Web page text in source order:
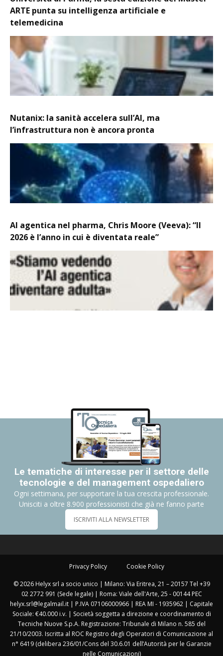
ARTE punta su intelligenza artificiale e
telemedicina
Nutanix: la sanità accelera sull’AI, ma
l’infrastruttura non è ancora pronta
AI agentica nel pharma, Chris Moore (Veeva): “Il
2026 è l’anno in cui è diventata reale”
Le tematiche di interesse per il settore delle
tecnologie e del management ospedaliero
Ogni settimana, per supportare la tua crescita professionale.
Unisciti a oltre 8.900 professionisti che già ne fanno parte
ISCRIVITI ALLA NEWSLETTER
Privacy Policy Cookie Policy
© 2026 Helyx srl a socio unico | Milano: Via Eritrea, 21 – 20157 Tel +39
02 2772 991 (Sede legale) | Roma: Viale dell'Arte, 25 - 00144 PEC
helyx.srl@legalmail.it | P.IVA 07106000966 | REA MI - 1935962 | Capitale
Sociale: €40.000 i.v. | Società soggetta a direzione e coordinamento di
Tecniche Nuove S.p.A. Registrazione: Tribunale di Milano n. 585 del
21/10/2003. Iscritta al ROC Registro degli Operatori di Comunicazione al
n° 6419 (delibera 236/01/Cons del 30.6.01 dell’Autorità per le Garanzie
nelle Comunicazioni)